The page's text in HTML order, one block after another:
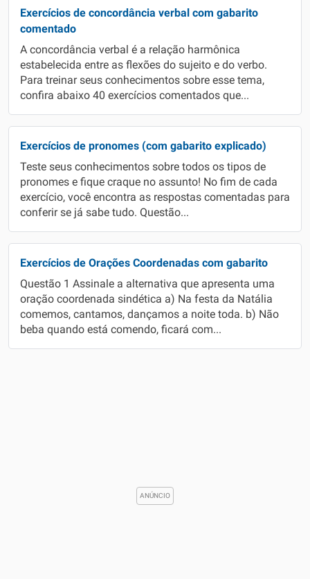
Exercícios de concordância verbal com gabarito
comentado
A concordância verbal é a relação harmônica
estabelecida entre as flexões do sujeito e do verbo.
Para treinar seus conhecimentos sobre esse tema,
confira abaixo 40 exercícios comentados que...
Exercícios de pronomes (com gabarito explicado)
Teste seus conhecimentos sobre todos os tipos de
pronomes e fique craque no assunto! No fim de cada
exercício, você encontra as respostas comentadas para
conferir se já sabe tudo. Questão...
Exercícios de Orações Coordenadas com gabarito
Questão 1 Assinale a alternativa que apresenta uma
oração coordenada sindética a) Na festa da Natália
comemos, cantamos, dançamos a noite toda. b) Não
beba quando está comendo, ficará com...